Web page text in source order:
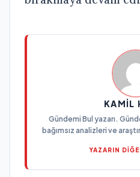
KAMIL
Gündemi Bul yazarı.
bağımsız analizleri ve
YAZARIN